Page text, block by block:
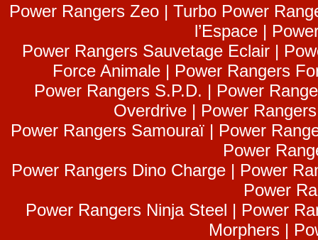
Power Rangers Zeo | Turbo Power
l’Espace |
Power Rangers Sauvetage Eclair |
Force Animale | Power Rangers
Power Rangers S.P.D. | Power
Overdrive | Power
Power Rangers Samouraï | Power
Power
Power Rangers Dino Charge | Power
Power
Power Rangers Ninja Steel | Power
Morphers |